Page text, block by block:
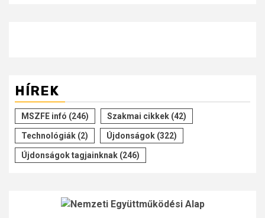
HÍREK
MSZFE infó (246) Szakmai cikkek (42)
Technológiák (2) Újdonságok (322)
Újdonságok tagjainknak (246)